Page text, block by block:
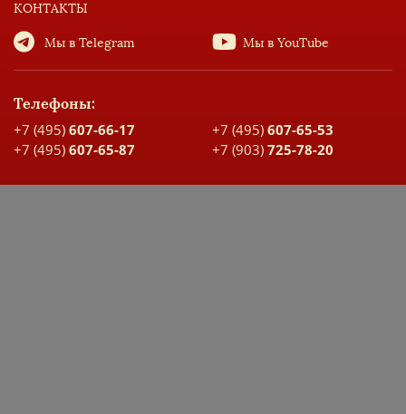
КОНТАКТЫ
Мы в Telegram Мы в YouTube
Телефоны:
+7 (495) 607-66-17 +7 (495) 607-65-53
+7 (495) 607-65-87 +7 (903) 725-78-20